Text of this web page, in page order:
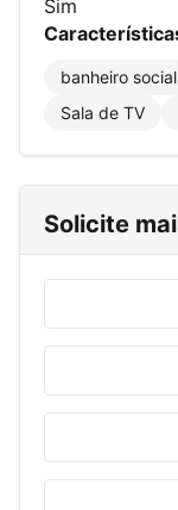
Sim
banheiro social
Sala de TV
Solicite